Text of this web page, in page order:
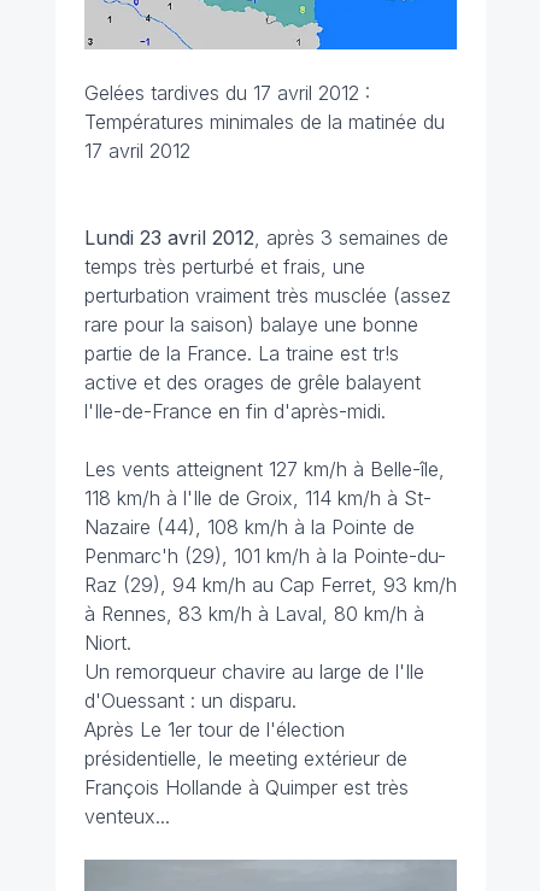
Gelées tardives du 17 avril 2012 :
Températures minimales de la matinée du
17 avril 2012
Lundi 23 avril 2012 , après 3 semaines de
temps très perturbé et frais, une
perturbation vraiment très musclée (assez
rare pour la saison) balaye une bonne
partie de la France. La traine est tr!s
active et des orages de grêle balayent
l'Ile-de-France en fin d'après-midi.
Les vents atteignent 127 km/h à Belle-île,
118 km/h à l'Ile de Groix, 114 km/h à St-
Nazaire (44), 108 km/h à la Pointe de
Penmarc'h (29), 101 km/h à la Pointe-du-
Raz (29), 94 km/h au Cap Ferret, 93 km/h
à Rennes, 83 km/h à Laval, 80 km/h à
Niort.
Un remorqueur chavire au large de l'Ile
d'Ouessant : un disparu.
Après Le 1er tour de l'élection
présidentielle, le meeting extérieur de
François Hollande à Quimper est très
venteux...